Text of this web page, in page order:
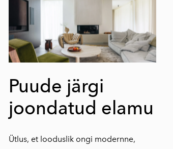
Puude järgi
joondatud elamu
Ütlus, et looduslik ongi modernne,